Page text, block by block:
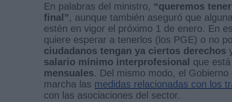
En palabras del ministro, “queremos
final”, aunque también aseguró que
estén en vigor el próximo 1 de enero. En
quiere esperar a tenerlos (los PGE) o no
ciudadanos tengan ya ciertos derechos
salario mínimo interprofesional que
mensuales. Del mismo modo, el
marcha las medidas relacionadas con los
con las asociaciones del sector.